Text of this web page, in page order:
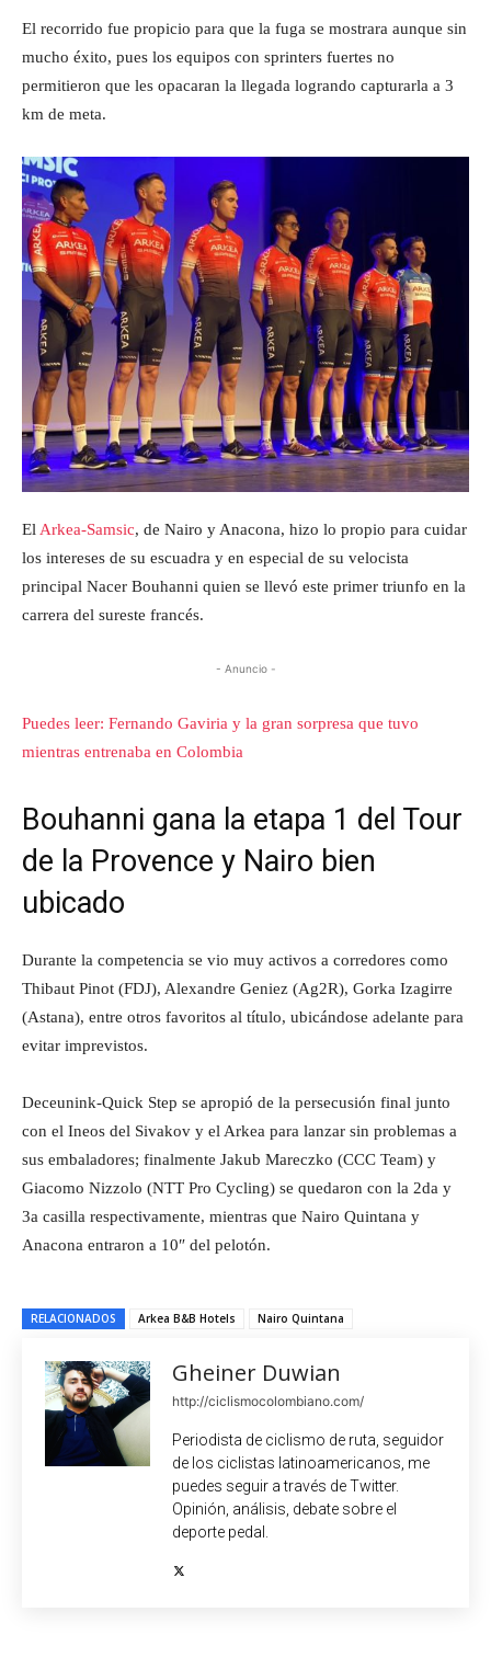
El recorrido fue propicio para que la fuga se mostrara aunque sin
mucho éxito, pues los equipos con sprinters fuertes no
permitieron que les opacaran la llegada logrando capturarla a 3
km de meta.
El Arkea-Samsic, de Nairo y Anacona, hizo lo propio para cuidar
los intereses de su escuadra y en especial de su velocista
principal Nacer Bouhanni quien se llevó este primer triunfo en la
carrera del sureste francés.
- Anuncio -
Puedes leer: Fernando Gaviria y la gran sorpresa que tuvo
mientras entrenaba en Colombia
Bouhanni gana la etapa 1 del Tour
de la Provence y Nairo bien
ubicado
Durante la competencia se vio muy activos a corredores como
Thibaut Pinot (FDJ), Alexandre Geniez (Ag2R), Gorka Izagirre
(Astana), entre otros favoritos al título, ubicándose adelante para
evitar imprevistos.
Deceunink-Quick Step se apropió de la persecusión final junto
con el Ineos del Sivakov y el Arkea para lanzar sin problemas a
sus embaladores; finalmente Jakub Mareczko (CCC Team) y
Giacomo Nizzolo (NTT Pro Cycling) se quedaron con la 2da y
3a casilla respectivamente, mientras que Nairo Quintana y
Anacona entraron a 10″ del pelotón.
RELACIONADOS Arkea B&B Hotels Nairo Quintana
Gheiner Duwian
http://ciclismocolombiano.com/
Periodista de ciclismo de ruta, seguidor
de los ciclistas latinoamericanos, me
puedes seguir a través de Twitter.
Opinión, análisis, debate sobre el
deporte pedal.